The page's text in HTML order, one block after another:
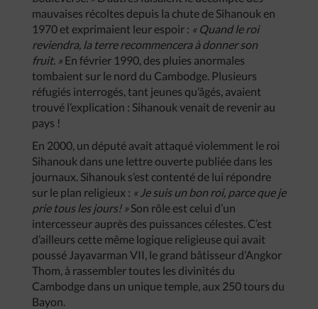
mauvaises récoltes depuis la chute de Sihanouk en
1970 et exprimaient leur espoir : « Quand le roi
reviendra, la terre recommencera à donner son
fruit. » En février 1990, des pluies anormales
tombaient sur le nord du Cambodge. Plusieurs
réfugiés interrogés, tant jeunes qu’âgés, avaient
trouvé l’explication : Sihanouk venait de revenir au
pays !
En 2000, un député avait attaqué violemment le roi
Sihanouk dans une lettre ouverte publiée dans les
journaux. Sihanouk s’est contenté de lui répondre
sur le plan religieux : « Je suis un bon roi, parce que je
prie tous les jours! » Son rôle est celui d’un
intercesseur auprès des puissances célestes. C’est
d’ailleurs cette même logique religieuse qui avait
poussé Jayavarman VII, le grand bâtisseur d’Angkor
Thom, à rassembler toutes les divinités du
Cambodge dans un unique temple, aux 250 tours du
Bayon.